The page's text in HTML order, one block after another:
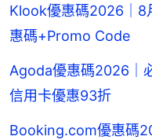
Klook優惠碼2026｜8
惠碼+Promo Code
Agoda優惠碼2026｜
信用卡優惠93折
Booking.com優惠碼